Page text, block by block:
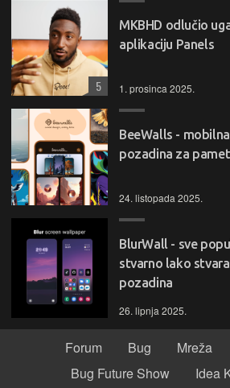
MKBHD odlučio
aplikaciju Panels
1. prosinca 2025.
5
BeeWalls -
pozadina za
24. listopada 2025.
BlurWall - sve
stvarno lako
pozadina
26. lipnja 2025.
Forum Bug Mreža
Bug Future Show
Idea